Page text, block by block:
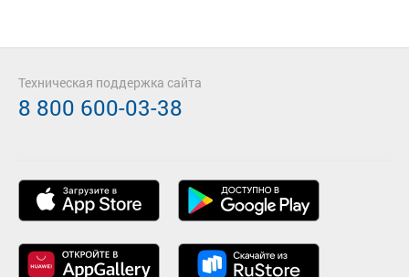
Техническая поддержка сайта
8 800 600-03-38